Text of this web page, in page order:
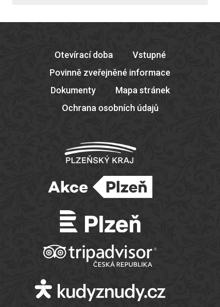
Otevírací doba
Vstupné
Povinně zveřejněné informace
Dokumenty
Mapa stránek
Ochrana osobních údajů